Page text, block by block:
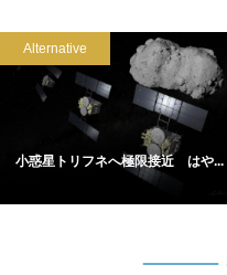
Alternative
小惑星トリフネへ極限接近 はや...